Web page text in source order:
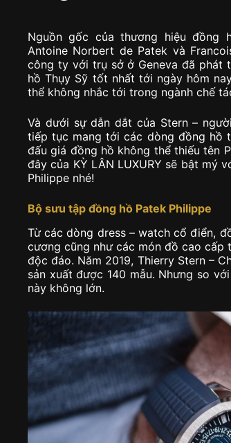
Nguồn gốc của thương hiệu đồng
Antoine Norbert de Patek và
công ty với trụ sở ở Geneva đã phát
hồ Thụy Sỹ tốt nhất tới ngày hôm
thể không nhắc tới trong ngành chế
Và dưới sự dẫn dắt của Stern –
tiếp tục mang tới các dòng đồng hồ
đấu giá đồng hồ không thể thiếu tên
đây của KỲ LÂN LUXURY sẽ bật mý
Philippe nhé!
Bộ sưu tập đồng hồ Patek Philippe
Từ các dòng dress – watch cổ điển,
cương cũng như các món đồ cao cấp
độc đáo. Năm 2019, Thierry Stern –
sản xuất được 140 mẫu. Nhưng so
này không lớn.